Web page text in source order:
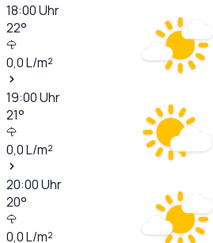
18:00Uhr
22°
0,0L/m²
19:00Uhr
21°
0,0L/m²
20:00Uhr
20°
0,0L/m²